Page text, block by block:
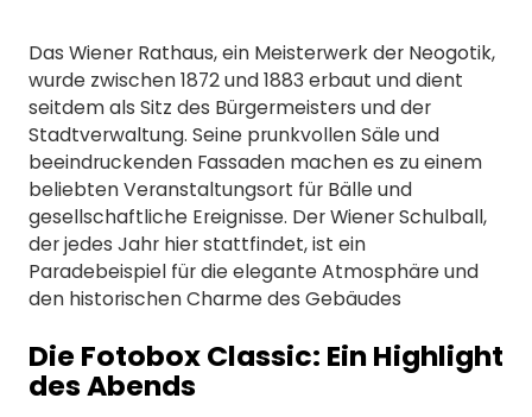
Das Wiener Rathaus, ein Meisterwerk der Neogotik,
wurde zwischen 1872 und 1883 erbaut und dient
seitdem als Sitz des Bürgermeisters und der
Stadtverwaltung. Seine prunkvollen Säle und
beeindruckenden Fassaden machen es zu einem
beliebten Veranstaltungsort für Bälle und
gesellschaftliche Ereignisse. Der Wiener Schulball,
der jedes Jahr hier stattfindet, ist ein
Paradebeispiel für die elegante Atmosphäre und
den historischen Charme des Gebäudes
Die Fotobox Classic: Ein Highlight
des Abends